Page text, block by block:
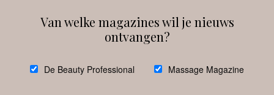
debeautyprofessional
Van welke magazines wil je nieuws
ontvangen?
De Beauty Professional Massage Magazine